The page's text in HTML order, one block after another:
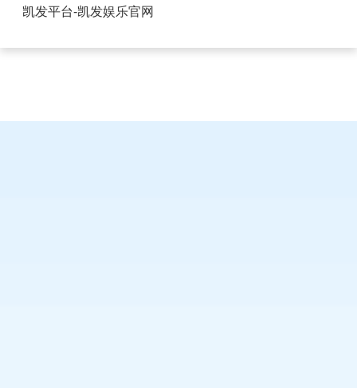
江西FPC连接器多少钱-凯发平台
凯发平台-凯发娱乐官网